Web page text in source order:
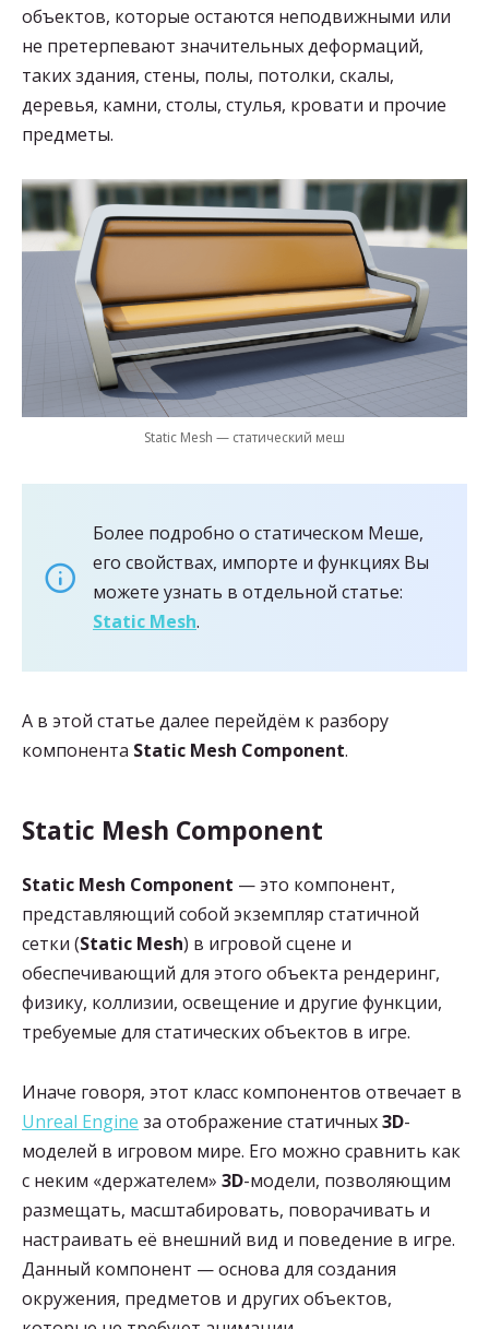
объектов, которые остаются неподвижными или
не претерпевают значительных деформаций,
таких здания, стены, полы, потолки, скалы,
деревья, камни, столы, стулья, кровати и прочие
предметы.
Static Mesh — статический меш
Более подробно о статическом Меше,
его свойствах, импорте и функциях Вы
можете узнать в отдельной статье:
Static Mesh.
А в этой статье далее перейдём к разбору
компонента Static Mesh Component.
Static Mesh Component
Static Mesh Component — это компонент,
представляющий собой экземпляр статичной
сетки (Static Mesh) в игровой сцене и
обеспечивающий для этого объекта рендеринг,
физику, коллизии, освещение и другие функции,
требуемые для статических объектов в игре.
Иначе говоря, этот класс компонентов отвечает в
Unreal Engine за отображение статичных3D-
моделей в игровом мире. Его можно сравнить как
с неким «держателем» 3D-модели, позволяющим
размещать, масштабировать, поворачивать и
настраивать её внешний вид и поведение в игре.
Данный компонент — основа для создания
окружения, предметов и других объектов,